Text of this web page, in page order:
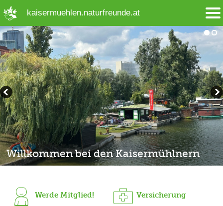
kaisermuehlen.naturfreunde.at
Willkommen bei den Kaisermühlnern
Willkommen bei den Kaisermühlnern
Werde Mitglied! Versicherung